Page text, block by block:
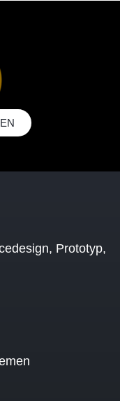
Prototyp,